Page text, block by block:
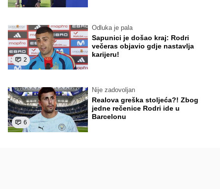
2
Odluka je pala
Sapunici je došao kraj: Rodri
večeras objavio gdje nastavlja
karijeru!
6
Nije zadovoljan
Realova greška stoljeća?! Zbog
jedne rečenice Rodri ide u
Barcelonu